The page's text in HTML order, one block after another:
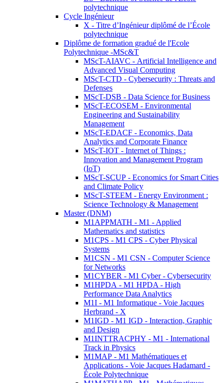
polytechnique
Cycle Ingénieur
X - Titre d’Ingénieur diplômé de l’École
polytechnique
Diplôme de formation gradué de l'Ecole
Polytechnique -MSc&T
MScT-AIAVC - Artificial Intelligence and
Advanced Visual Computing
MScT-CTD - Cybersecurity : Threats and
Defenses
MScT-DSB - Data Science for Business
MScT-ECOSEM - Environmental
Engineering and Sustainability
Management
MScT-EDACF - Economics, Data
Analytics and Corporate Finance
MScT-IOT - Internet of Things :
Innovation and Management Program
(IoT)
MScT-SCUP - Economics for Smart Cities
and Climate Policy
MScT-STEEM - Energy Environment :
Science Technology & Management
Master (DNM)
M1APPMATH - M1 - Applied
Mathematics and statistics
M1CPS - M1 CPS - Cyber Physical
Systems
M1CSN - M1 CSN - Computer Science
for Networks
M1CYBER - M1 Cyber - Cybersecurity
M1HPDA - M1 HPDA - High
Performance Data Analytics
M1I - M1 Informatique - Voie Jacques
Herbrand - X
M1IGD - M1 IGD - Interaction, Graphic
and Design
M1INTTRACPHY - M1 - International
Track in Physics
M1MAP - M1 Mathématiques et
Applications - Voie Jacques Hadamard -
École Polytechnique